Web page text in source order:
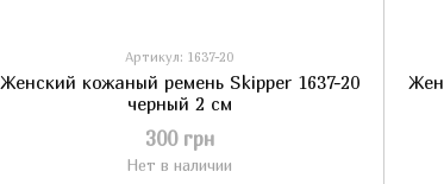
Артикул: 1637-20
Женский кожаный ремень Skipper 1637-20
черный 2 см
300 грн
Нет в наличии